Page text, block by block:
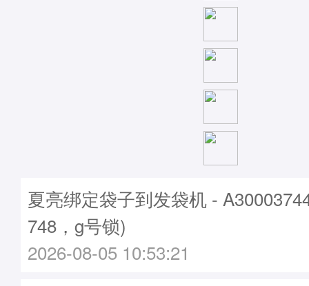
夏亮绑定袋子到发袋机 -
748，g号锁)
2026-08-05 10:53:21